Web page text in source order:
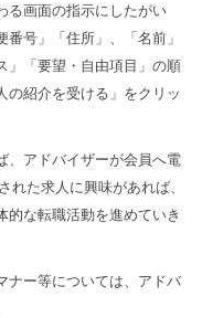
る画面の指示にしたがい
番号」「住所」、「名前」
」「要望・自由項目」の順
の紹介を受ける」をクリッ
、アドバイザーが会員へ電
れた求人に興味があれば、
的な転職活動を進めていき
ナー等については、アドバ